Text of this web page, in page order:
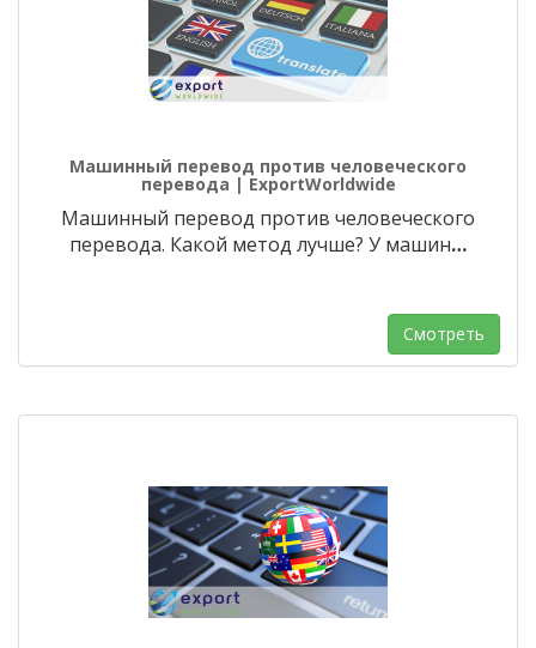
Машинный перевод против человеческого
перевода | ExportWorldwide
Машинный перевод против человеческого
перевода. Какой метод лучше? У машин…
Смотреть